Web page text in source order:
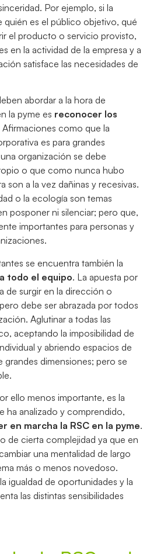
Por ejemplo, si la
quién es el público objetivo, qué
el producto o servicio provisto,
en la actividad de la empresa y a
satisface las necesidades de
abordar a la hora de
la pyme es reconocer los
Afirmaciones como que la
es para grandes
organización se debe
o que como nunca hubo
son a la vez dañinas y recesivas.
o la ecología son temas
posponer ni silenciar; pero que,
importantes para personas y
se encuentra también la
todo el equipo. La apuesta por
de surgir en la dirección o
debe ser abrazada por todos
Aglutinar a todas las
aceptando la imposibilidad de
y abriendo espacios de
dimensiones; pero se
ello menos importante, es la
ha analizado y comprendido,
en marcha la RSC en la pyme.
de cierta complejidad ya que en
una mentalidad de largo
más o menos novedoso.
igualdad de oportunidades y la
las distintas sensibilidades